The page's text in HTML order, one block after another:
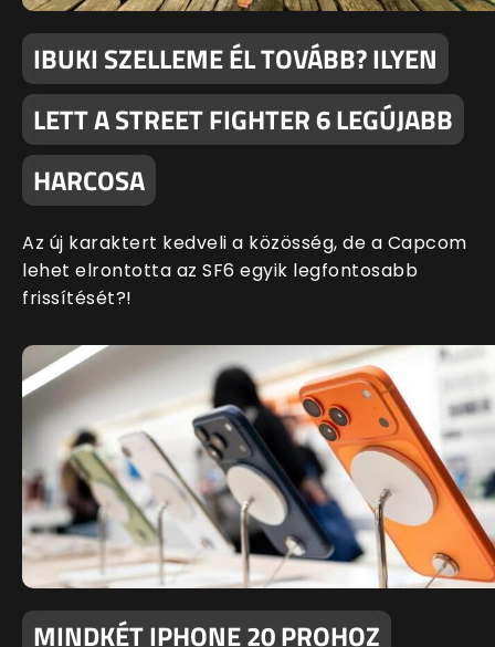
IBUKI SZELLEME ÉL TOVÁBB? ILYEN
LETT A STREET FIGHTER 6 LEGÚJABB
HARCOSA
Az új karaktert kedveli a közösség, de a Capcom
lehet elrontotta az SF6 egyik legfontosabb
frissítését?!
MINDKÉT IPHONE 20 PROHOZ